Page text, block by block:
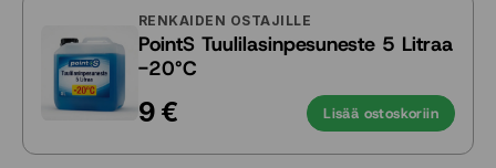
RENKAIDEN OSTAJILLE
PointS Tuulilasinpesuneste 5 Litraa
-20°C
9 € Lisää ostoskoriin